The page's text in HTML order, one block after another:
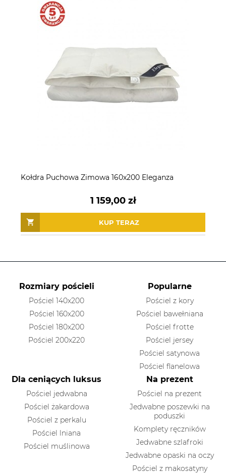
Kołdra Puchowa Zimowa 160x200 Eleganza
1 159,00 zł
KUP TERAZ
Rozmiary pościeli
Pościel 140x200
Pościel 160x200
Pościel 180x200
Pościel 200x220
Popularne
Pościel z kory
Pościel bawełniana
Pościel frotte
Pościel jersey
Pościel satynowa
Pościel flanelowa
Dla ceniących luksus
Pościel jedwabna
Pościel żakardowa
Pościel z perkalu
Pościel lniana
Pościel muślinowa
Na prezent
Pościel na prezent
Jedwabne poszewki na
poduszki
Komplety ręczników
Jedwabne szlafroki
Jedwabne opaski na oczy
Pościel z makosatyny